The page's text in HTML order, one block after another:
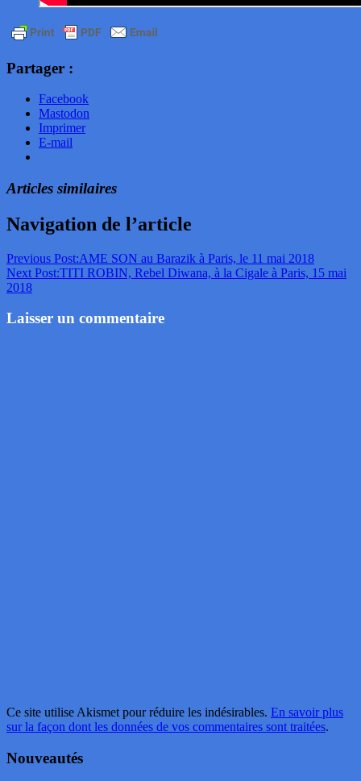
Partager :
Facebook
Mastodon
Imprimer
E-mail
Articles similaires
Navigation de l’article
Previous Post:AME SON au Barazik à Paris, le 11 mai 2018
Next Post:TITI ROBIN, Rebel Diwana, à la Cigale à Paris, 15 mai
2018
Laisser un commentaire
Ce site utilise Akismet pour réduire les indésirables. En savoir plus
sur la façon dont les données de vos commentaires sont traitées.
Nouveautés